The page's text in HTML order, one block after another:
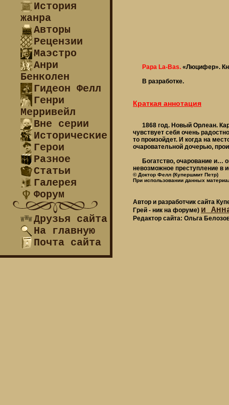
История
жанра
Авторы
Рецензии
Маэстро
Анри
Бенколен
Гидеон Фелл
Генри
Мерривейл
Вне серии
Исторические
Герои
Разное
Статьи
Галерея
Форум
Друзья сайта
На главную
Почта сайта
Papa La-Bas. «Люцифер».
В разработке.
Краткая аннотация
1868 год. Новый Орлеан.
чувствует себя очень
то произойдет. И когда на
очаровательной дочерью,
Богатство, очарование и…
невозможное преступление в
© Доктор Фелл (Купершмит Петр)
При использовании данных
Автор и разработчик сайта
Грей - ник на форуме) и
Редактор сайта: Ольга